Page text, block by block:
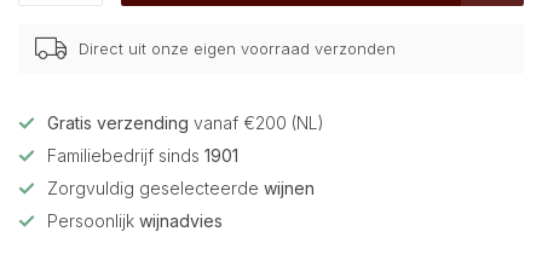
Direct uit onze eigen voorraad verzonden
Gratis verzending vanaf €200 (NL)
Familiebedrijf sinds 1901
Zorgvuldig geselecteerde wijnen
Persoonlijk wijnadvies